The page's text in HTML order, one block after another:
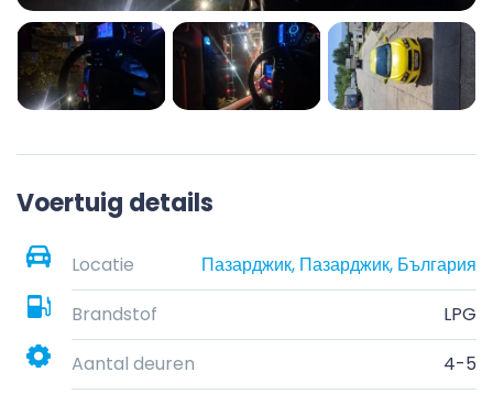
Voertuig details
Locatie
Пазарджик, Пазарджик, България
Brandstof
LPG
Aantal deuren
4-5